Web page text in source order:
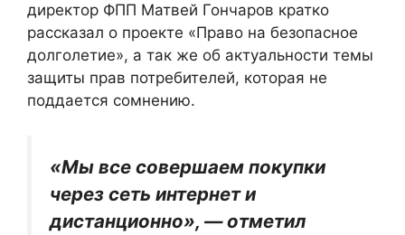
директор ФПП Матвей Гончаров кратко
рассказал о проекте «Право на безопасное
долголетие», а так же об актуальности темы
защиты прав потребителей, которая не
поддается сомнению.
«Мы все совершаем покупки
через сеть интернет и
дистанционно», — отметил